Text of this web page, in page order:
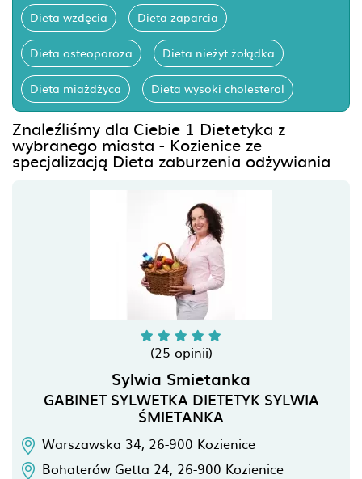
Dieta wzdęcia Dieta zaparcia
Dieta osteoporoza Dieta nieżyt żołądka
Dieta miażdżyca Dieta wysoki cholesterol
Znaleźliśmy dla Ciebie 1 Dietetyka z
wybranego miasta - Kozienice ze
specjalizacją Dieta zaburzenia odżywiania
(25 opinii)
Sylwia Smietanka
GABINET SYLWETKA DIETETYK SYLWIA
ŚMIETANKA
Warszawska 34, 26-900 Kozienice
Bohaterów Getta 24, 26-900 Kozienice